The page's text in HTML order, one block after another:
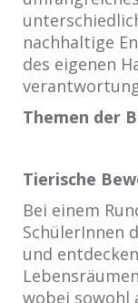
nachhaltige
des eigenen
Themen der
Tierische
Bei einem
SchülerInnen
und
wobei sowohl